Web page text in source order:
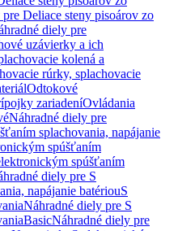
Deliace steny pisoárov zo
diely pre
uzávierky a ich
kolená a
rúrky, splachovacie
Odtokové
zariadeníOvládania
Náhradné diely pre
splachovania, napájanie
spúšťaním
spúšťaním
diely pre S
napájanie batériouS
Náhradné diely pre S
BasicNáhradné diely pre